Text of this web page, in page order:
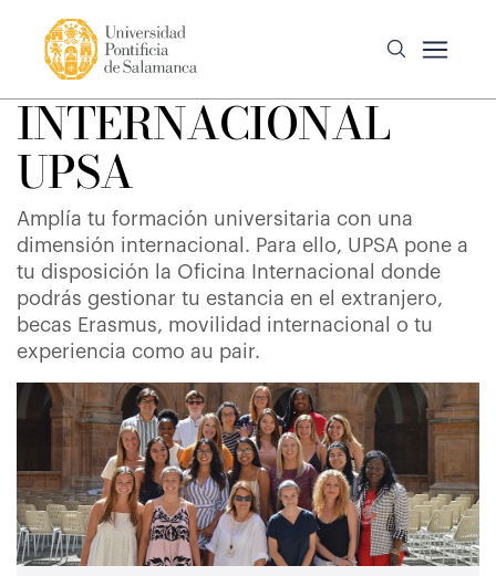
INTERNACIONAL
UPSA
Amplía tu formación universitaria con una
dimensión internacional. Para ello, UPSA pone a
tu disposición la Oficina Internacional donde
podrás gestionar tu estancia en el extranjero,
becas Erasmus, movilidad internacional o tu
experiencia como au pair.